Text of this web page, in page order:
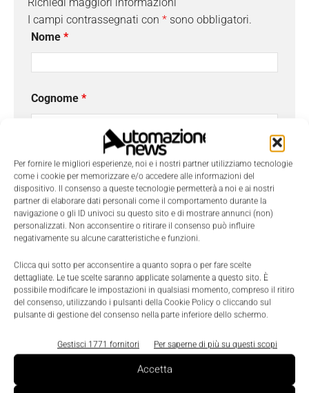
Per fornire le migliori esperienze, noi e i nostri partner utilizziamo tecnologie
come i cookie per memorizzare e/o accedere alle informazioni del
dispositivo. Il consenso a queste tecnologie permetterà a noi e ai nostri
partner di elaborare dati personali come il comportamento durante la
navigazione o gli ID univoci su questo sito e di mostrare annunci (non)
personalizzati. Non acconsentire o ritirare il consenso può influire
negativamente su alcune caratteristiche e funzioni.
Clicca qui sotto per acconsentire a quanto sopra o per fare scelte
dettagliate. Le tue scelte saranno applicate solamente a questo sito. È
possibile modificare le impostazioni in qualsiasi momento, compreso il ritiro
del consenso, utilizzando i pulsanti della Cookie Policy o cliccando sul
pulsante di gestione del consenso nella parte inferiore dello schermo.
Gestisci 1771 fornitori Per saperne di più su questi scopi
Accetta
I campi contrassegnati con * sono obbligatori.
Nome *
Cognome *
Email*
Azienda
Telefono
Oggetto